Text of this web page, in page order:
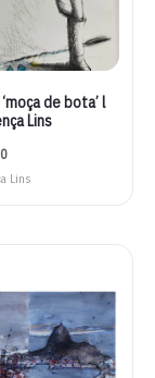
de bota’ l
Lins
Lins